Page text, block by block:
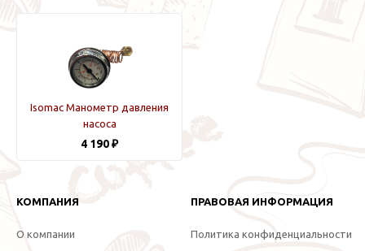
Isomac Манометр давления
насоса
4 190 ₽
КОМПАНИЯ
О компании
ПРАВОВАЯ ИНФОРМАЦИЯ
Политика конфиденциальности